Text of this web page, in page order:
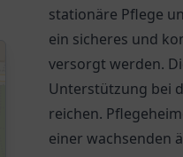
stationäre Pflege
ein sicheres und
versorgt werden.
Unterstützung bei
reichen.
einer wachsenden